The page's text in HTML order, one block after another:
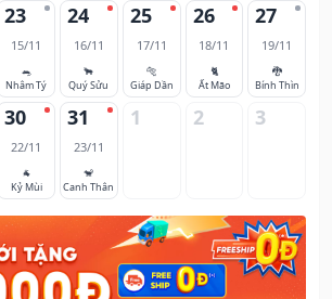
23
15/11
🐀
Nhâm Tý
24
16/11
🐂
Quý Sửu
25
17/11
🐅
Giáp Dần
26
18/11
🐈
Ất Mão
27
19/11
🐉
Bính Thìn
30
22/11
🐐
Kỷ Mùi
31
23/11
🐒
Canh Thân
1 2 3